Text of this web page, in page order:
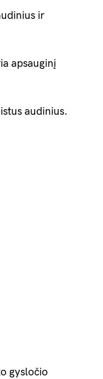
ir
apsauginį
audinius.
gysločio